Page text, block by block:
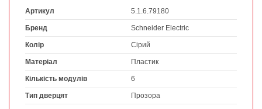
Артикул
5.1.6.79180
Бренд Schneider Electric
Колір Сірий
Матеріал Пластик
Кількість модулів 6
Тип дверцят Прозора